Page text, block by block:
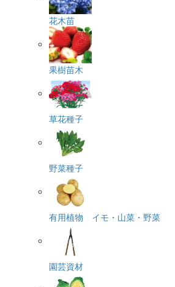
花木苗
果樹苗木
草花種子
野菜種子
有用植物 イモ・山菜・野菜
園芸資材